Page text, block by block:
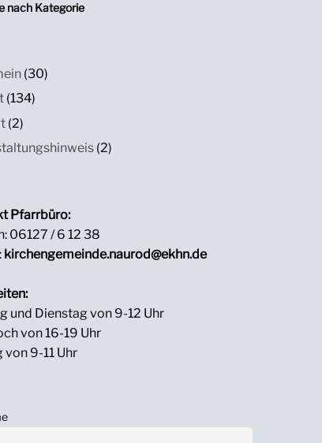
nach Kategorie
(30)
(134)
(2)
(2)
Pfarrbüro:
06127 / 6 12 38
kirchengemeinde.naurod@ekhn.de
und Dienstag von 9-12 Uhr
von 16-19 Uhr
von 9-11 Uhr